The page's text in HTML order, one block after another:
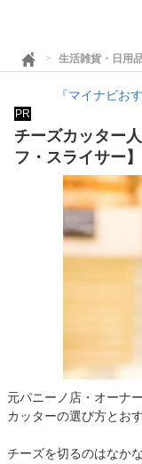
生活雑貨・日用
『マイナビお
PR
チーズカッター
フ・スライサー
元パニーノ店・オーナ
カッターの選び方とお
チーズを切るのはなか